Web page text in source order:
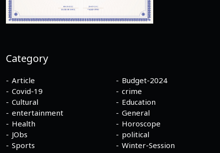
Category
Article
Budget-2024
Covid-19
crime
Cultural
Education
entertainment
General
Health
Horoscope
JObs
political
Sports
Winter-Session